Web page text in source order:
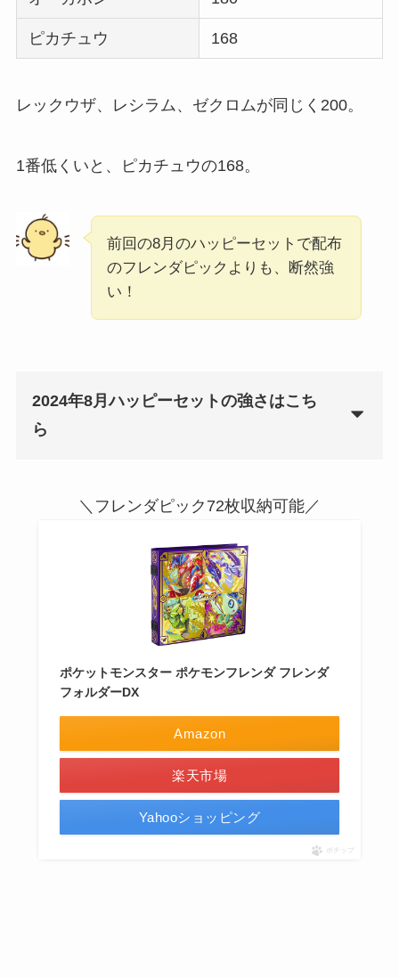
ピカチュウ 168
レックウザ、レシラム、ゼクロムが同じく200。
1番低くいと、ピカチュウの168。
前回の8月のハッピーセットで配布
のフレンダピックよりも、断然強
い！
2024年8月ハッピーセットの強さはこち
ら
＼フレンダピック72枚収納可能／
ポケットモンスター ポケモンフレンダ フレンダ
フォルダーDX
Amazon
楽天市場
Yahooショッピング
ポチップ